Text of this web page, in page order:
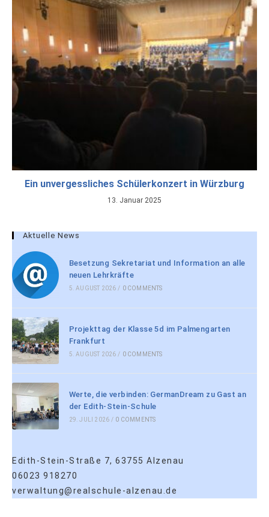
Ein unvergessliches Schülerkonzert in Würzburg
13. Januar 2025
Aktuelle News
Besetzung Sekretariat und Information an alle
neuen Lehrkräfte
5. AUGUST 2026 / 0 COMMENTS
Projekttag der Klasse 5d im Palmengarten
Frankfurt
5. AUGUST 2026 / 0 COMMENTS
Werte, die verbinden: GermanDream zu Gast an
der Edith-Stein-Schule
29. JULI 2026 / 0 COMMENTS
Edith-Stein-Straße 7, 63755 Alzenau
06023 918270
verwaltung@realschule-alzenau.de